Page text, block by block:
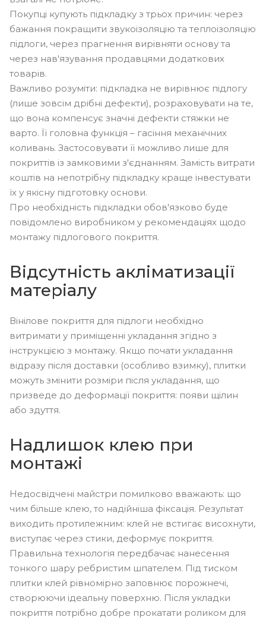
Покупці купують підкладку з трьох причин: через
бажання покращити звукоізоляцію та теплоізоляцію
підлоги, через прагнення вирівняти основу та
через нав'язування продавцями додаткових
товарів.
Важливо розуміти: підкладка не вирівнює підлогу
(лише зовсім дрібні дефекти), розраховувати на те,
що вона компенсує значні дефекти стяжки не
варто. Її головна функція – гасіння механічних
коливань. Застосовувати її можливо лише для
покриттів із замковими з'єднанням. Замість витрати
коштів на непотрібну підкладку краще інвестувати
їх у якісну підготовку основи.
Про необхідність підкладки обов'язково буде
повідомлено виробником у рекомендаціях щодо
монтажу підлогового покриття.
Відсутність акліматизації
матеріалу
Вінілове покриття для підлоги необхідно
витримати у приміщенні укладання згідно з
інструкцією з монтажу. Якщо почати укладання
відразу після доставки (особливо взимку), плитки
можуть змінити розміри після укладання, що
призведе до деформації покриття: появи щілин
або здуття.
Надлишок клею при
монтажі
Недосвідчені майстри помилково вважають: що
чим більше клею, то надійніша фіксація. Результат
виходить протилежним: клей не встигає висохнути,
виступає через стики, деформує покриття.
Правильна технологія передбачає нанесення
тонкого шару ребристим шпателем. Під тиском
плитки клей рівномірно заповнює порожнечі,
створюючи ідеальну поверхню. Після укладки
покриття потрібно добре прокатати роликом для